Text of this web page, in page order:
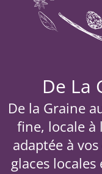
De La
De la Graine
fine, locale à
adaptée à
glaces